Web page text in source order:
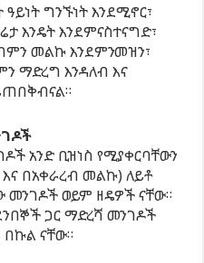
ግንኙነት እንደሚኖር፣
እንዴት እንደምናስተናግድ፣
መልኩ እንደምንመዝን፣
ማድረግ እንዳለብ እና
አንድ ቢዝነስ የሚያቀርባቸውን
በአቀራረብ መልኩ) ለይቶ
ወይም ዘዴዎች ናቸው።
ጋር ማድረሻ መንገዶች
ናቸው።